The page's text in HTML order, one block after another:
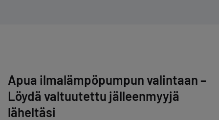
Apua ilmalämpöpumpun valintaan –
Löydä valtuutettu jälleenmyyjä
läheltäsi